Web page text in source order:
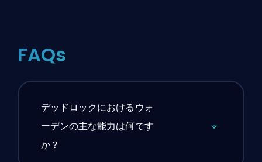
FAQs
デッドロックにおけるウォ
ーデンの主な能力は何です
か？